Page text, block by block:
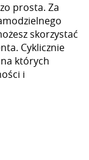
prosta. Za
skorzystać
Cyklicznie
których
i